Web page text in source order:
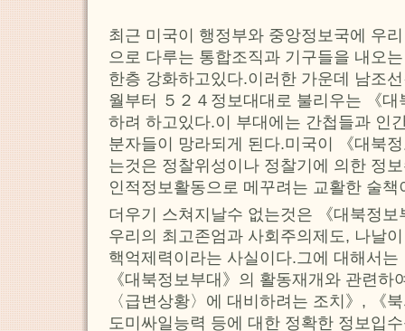
최근 미국이 행정부와 중앙정보국에 우
으로 다루는 통합조직과 기구들을 내오
한층 강화하고있다.이러한 가운데 남조
월부터 ５２４정보대대로 불리우는 《
하려 하고있다.이 부대에는 간첩들과 인
분자들이 망라되게 된다.미국이 《대북
는것은 정찰위성이나 정찰기에 의한 정
인적정보활동으로 메꾸려는 교활한 술책
더우기 스쳐지날수 없는것은 《대북정
우리의 최고존엄과 사회주의제도, 나날
핵억제력이라는 사실이다.그에 대해서
《대북정보부대》의 활동재개와 관련
〈급변상황〉에 대비하려는 조치》, 《
도미싸일능력 등에 대한 정확한 정보입